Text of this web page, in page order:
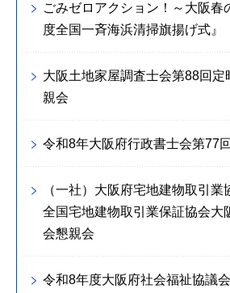
ごみゼロアクション！～大阪春
度全国一斉海浜清掃旗揚げ式』
大阪土地家屋調査士会第88回定
親会
令和8年大阪府行政書士会第77
（一社）大阪府宅地建物取引業
全国宅地建物取引業保証協会大
会懇親会
令和8年度大阪府社会福祉協議